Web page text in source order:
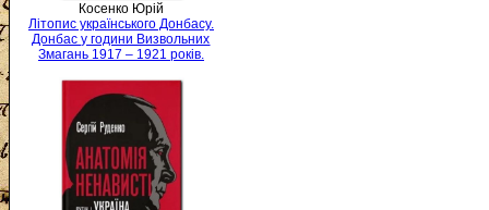
Косенко Юрій
Літопис українського Донбасу.
Донбас у години Визвольних
Змагань 1917 – 1921 років.